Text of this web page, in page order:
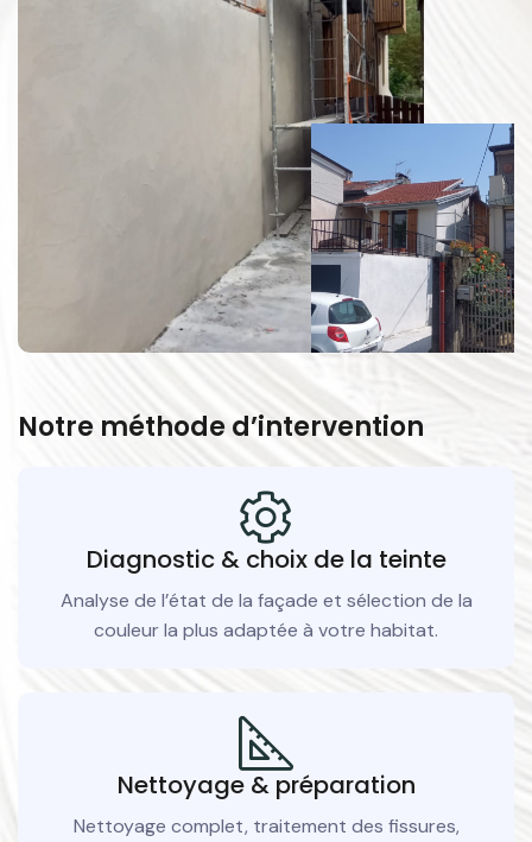
Notre méthode d’intervention
Diagnostic & choix de la teinte
Analyse de l’état de la façade et sélection de la
couleur la plus adaptée à votre habitat.
Nettoyage & préparation
Nettoyage complet, traitement des fissures,